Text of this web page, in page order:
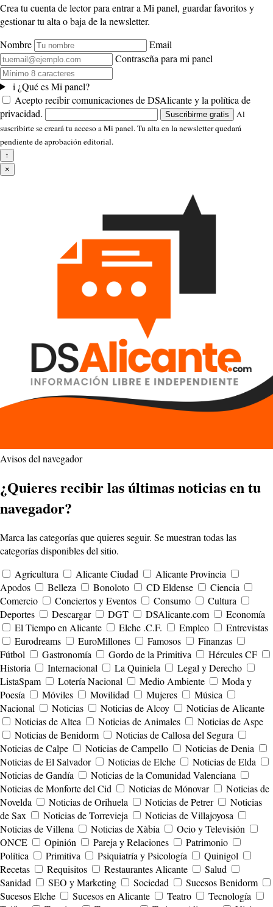
Crea tu cuenta de lector para entrar a Mi panel, guardar favoritos y
gestionar tu alta o baja de la newsletter.
Nombre
Email
Contraseña para mi panel
i ¿Qué es Mi panel?
Acepto recibir comunicaciones de DSAlicante y la política de
privacidad.
Suscribirme gratis
Al
suscribirte se creará tu acceso a Mi panel. Tu alta en la newsletter quedará
pendiente de aprobación editorial.
↑
×
Avisos del navegador
¿Quieres recibir las últimas noticias en tu
navegador?
Marca las categorías que quieres seguir. Se muestran todas las
categorías disponibles del sitio.
Agricultura
Alicante Ciudad
Alicante Provincia
Apodos
Belleza Bonoloto CD Eldense
Ciencia
Comercio
Conciertos y Eventos Consumo
Cultura
Deportes
Descargar DGT DSAlicante.com
Economía
El Tiempo en Alicante
Elche .C.F. Empleo
Entrevistas
Eurodreams
EuroMillones Famosos
Finanzas
Fútbol
Gastronomía Gordo de la Primitiva
Hércules CF
Historia
Internacional La Quiniela
Legal y Derecho
ListaSpam
Lotería Nacional Medio Ambiente
Moda y
Poesía
Móviles Movilidad Mujeres
Música
Nacional
Noticias Noticias de Alcoy
Noticias de Alicante
Noticias de Altea
Noticias de Animales
Noticias de Aspe
Noticias de Benidorm
Noticias de Callosa del Segura
Noticias de Calpe
Noticias de Campello
Noticias de Denia
Noticias de El Salvador
Noticias de Elche
Noticias de Elda
Noticias de Gandía
Noticias de la Comunidad Valenciana
Noticias de Monforte del Cid
Noticias de Mónovar
Noticias de
Novelda
Noticias de Orihuela Noticias de Petrer
Noticias
de Sax
Noticias de Torrevieja
Noticias de Villajoyosa
Noticias de Villena
Noticias de Xàbia
Ocio y Televisión
ONCE
Opinión Pareja y Relaciones
Patrimonio
Política
Primitiva Psiquiatría y Psicología
Quinigol
Recetas
Requisitos Restaurantes Alicante
Salud
Sanidad
SEO y Marketing Sociedad
Sucesos Benidorm
Sucesos Elche
Sucesos en Alicante Teatro
Tecnología